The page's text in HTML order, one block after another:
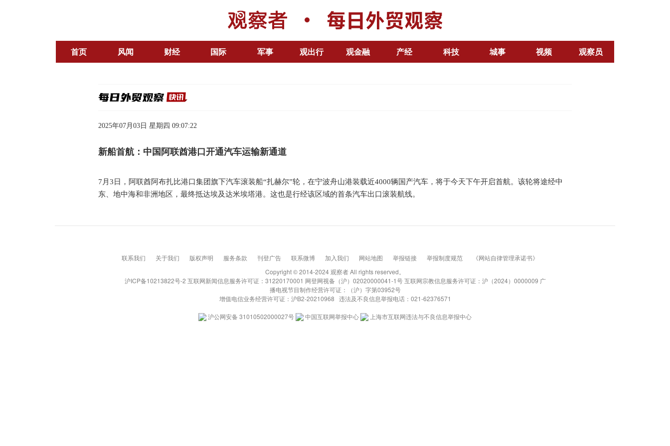
首页 风闻 财经 国际 军事 观出行 观金融 产经 科技 城事 视频 观察员
2025年07月03日 星期四 09:07:22
新船首航：中国阿联酋港口开通汽车运输新通道
7月3日，阿联酋阿布扎比港口集团旗下汽车滚装船“扎赫尔”轮，在宁波舟山港装载近4000辆国产汽车，将于今天下午开启首航。该轮将途经中
东、地中海和非洲地区，最终抵达埃及达米埃塔港。这也是行经该区域的首条汽车出口滚装航线。
联系我们 关于我们 版权声明 服务条款 刊登广告 联系微博 加入我们 网站地图 举报链接 举报制度规范
《网站自律管理承诺书》
Copyright © 2014-2024 观察者 All rights reserved。
沪ICP备10213822号-2 互联网新闻信息服务许可证：31220170001 网登网视备（沪）02020000041-1号 互联网宗教信息服务许可证：沪（2024）0000009 广
播电视节目制作经营许可证：（沪）字第03952号
增值电信业务经营许可证：沪B2-20210968 违法及不良信息举报电话：021-62376571
沪公网安备 31010502000027号 中国互联网举报中心 上海市互联网违法与不良信息举报中心